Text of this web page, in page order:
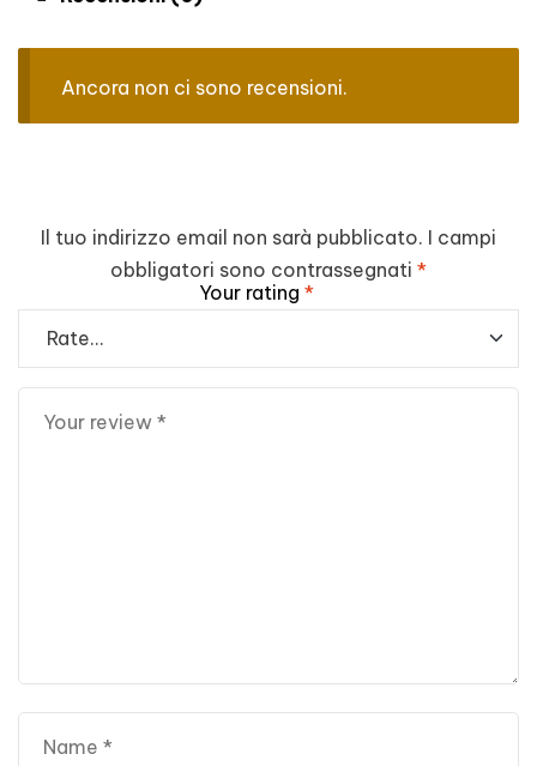
Ancora non ci sono recensioni.
Il tuo indirizzo email non sarà pubblicato. I campi
obbligatori sono contrassegnati *
Your rating *